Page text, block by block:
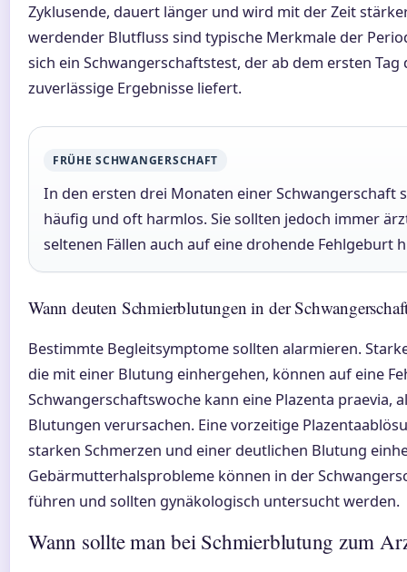
Zyklusende, dauert länger und wird mit der Zeit
werdender Blutfluss sind typische Merkmale der
sich ein Schwangerschaftstest, der ab dem ersten
zuverlässige Ergebnisse liefert.
FRÜHE SCHWANGERSCHAFT
In den ersten drei Monaten einer Schwangerschaft
häufig und oft harmlos. Sie sollten jedoch immer
seltenen Fällen auch auf eine drohende Fehlgeburt
Wann deuten Schmierblutungen in der
Bestimmte Begleitsymptome sollten alarmieren.
die mit einer Blutung einhergehen, können auf eine
Schwangerschaftswoche kann eine Plazenta praevia,
Blutungen verursachen. Eine vorzeitige
starken Schmerzen und einer deutlichen Blutung
Gebärmutterhalsprobleme können in der
führen und sollten gynäkologisch untersucht werden.
Wann sollte man bei Schmierblutung zum